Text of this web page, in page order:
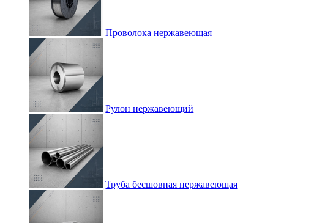
Проволока нержавеющая
Рулон нержавеющий
Труба бесшовная нержавеющая